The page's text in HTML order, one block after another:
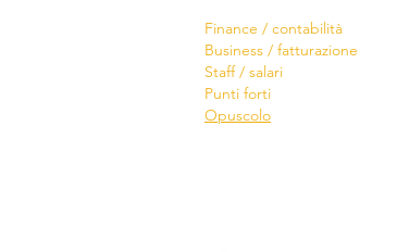
Finance / contabilità
Business / fatturazione
Staff / salari
Punti forti
Opuscolo